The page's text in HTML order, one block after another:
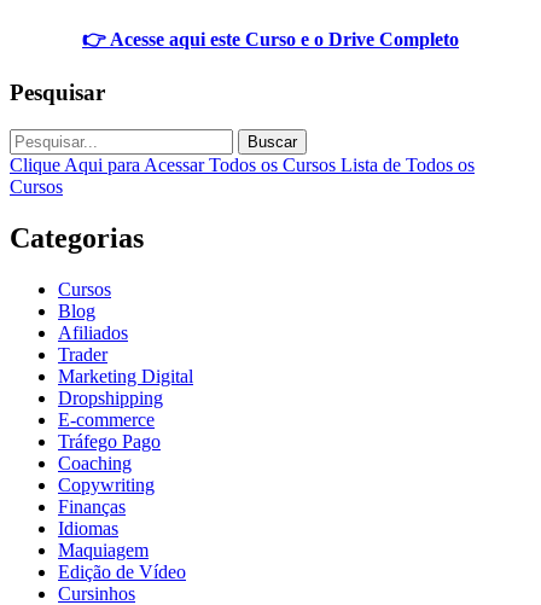
👉 Acesse aqui este Curso e o Drive Completo
Pesquisar
Buscar
Clique Aqui para Acessar Todos os Cursos Lista de Todos os
Cursos
Categorias
Cursos
Blog
Afiliados
Trader
Marketing Digital
Dropshipping
E-commerce
Tráfego Pago
Coaching
Copywriting
Finanças
Idiomas
Maquiagem
Edição de Vídeo
Cursinhos